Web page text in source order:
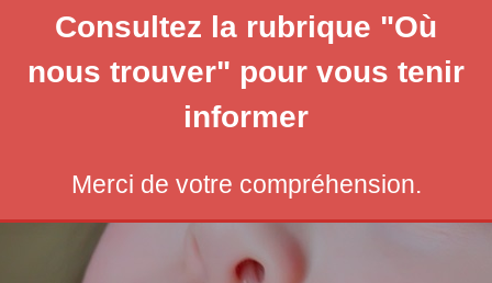
Consultez la rubrique "Où
nous trouver" pour vous tenir
informer
Merci de votre compréhension.